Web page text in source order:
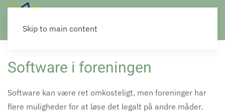
Skip to main content
Software i foreningen
Software kan være ret omkosteligt, men foreninger har
flere muligheder for at løse det legalt på andre måder.